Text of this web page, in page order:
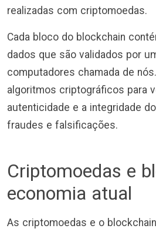
realizadas com criptomoedas.
Cada bloco do blockchain
dados que são validados por
computadores chamada de
algoritmos criptográficos para
autenticidade e a integridade
fraudes e falsificações.
Criptomoedas e
economia atual
As criptomoedas e o